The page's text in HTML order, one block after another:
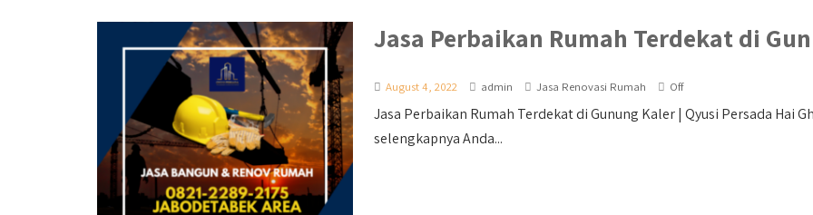
Jasa Perbaikan Rumah Terdekat di
August 4, 2022 admin Jasa Renovasi Rumah Off
Jasa Perbaikan Rumah Terdekat di Gunung Kaler | Qyusi Persada Hai
selengkapnya Anda...